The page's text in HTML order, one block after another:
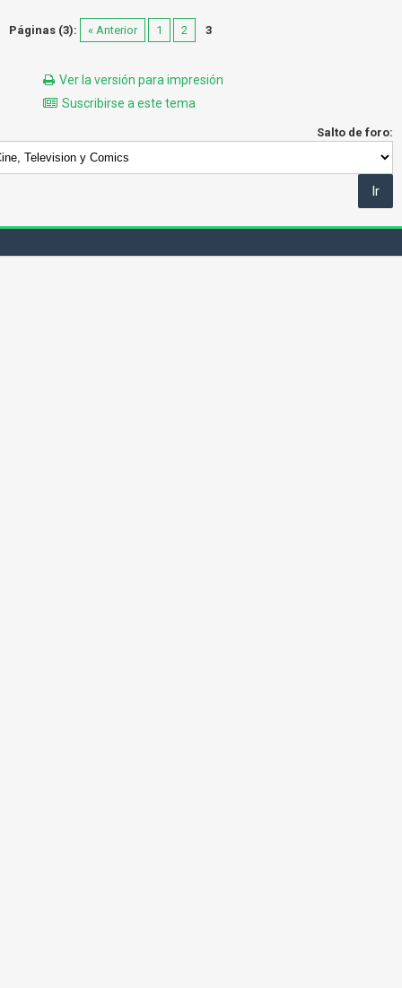
Páginas (3): « Anterior 1 2 3
Ver la versión para impresión
Suscribirse a este tema
Salto de foro: